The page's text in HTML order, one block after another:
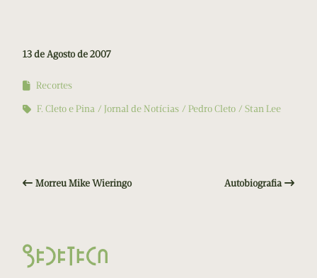
13 de Agosto de 2007
Recortes
F. Cleto e Pina
Jornal de Notícias Pedro Cleto Stan Lee
Morreu Mike Wieringo Autobiografia